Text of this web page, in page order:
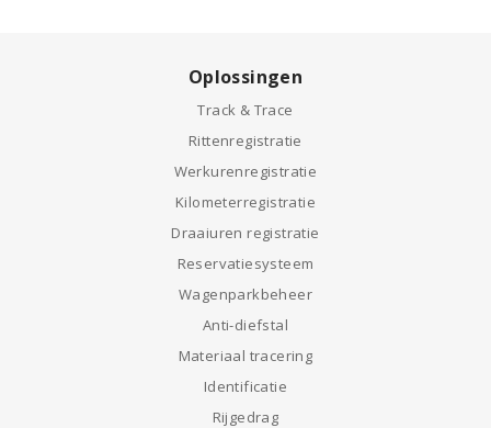
Oplossingen
Track & Trace
Rittenregistratie
Werkurenregistratie
Kilometerregistratie
Draaiuren registratie
Reservatiesysteem
Wagenparkbeheer
Anti-diefstal
Materiaal tracering
Identificatie
Rijgedrag